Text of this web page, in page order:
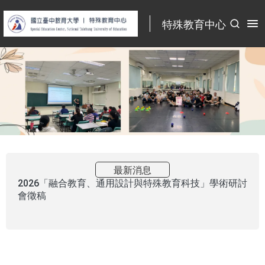
特殊教育中心
最新消息
【 中心研習 】1113自殺行為的防治與輔導研習-好好
活著-成為彼此的生命守門人
最新消息
『融合教育發展期刊』第34.35期稿約
最新消息
2026「融合教育、通用設計與特殊教育科技」學術研討
會徵稿